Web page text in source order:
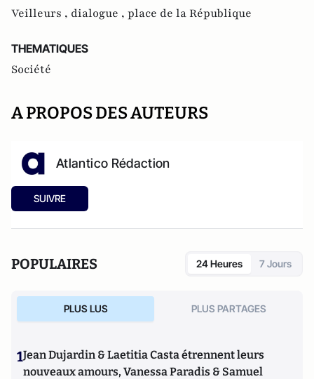
Veilleurs , dialogue , place de la République
THEMATIQUES
Société
A PROPOS DES AUTEURS
Atlantico Rédaction
SUIVRE
POPULAIRES 24 Heures 7 Jours
PLUS LUS PLUS PARTAGES
1Jean Dujardin & Laetitia Casta étrennent leurs
nouveaux amours, Vanessa Paradis & Samuel